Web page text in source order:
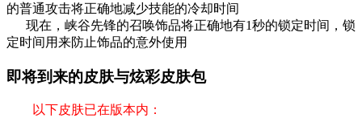
的普通攻击将正确地减少技能的冷却时间
现在，峡谷先锋的召唤饰品将正确地有1秒的锁定时间，锁
定时间用来防止饰品的意外使用
即将到来的皮肤与炫彩皮肤包
以下皮肤已在版本内：